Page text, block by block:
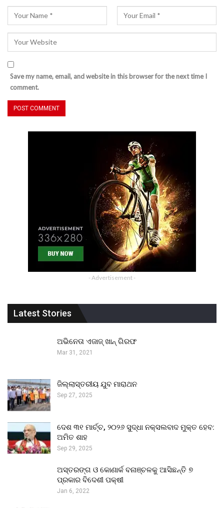
Save my name, email, and website in this browser for the next time I
comment.
- Advertisement -
Latest Stories
ଅଭିନେତା ଏଜାଜ୍ ଖାନ୍ ଗିରଫ
Mar 31, 2021
ଜିଲ୍ଲାସ୍ତରୀୟ ଯୁବ ମାରାଥନ
Sep 27, 2025
ଦେଶ ୩୧ ମାର୍ଚ୍ଚ, ୨୦୨୬ ସୁଦ୍ଧା ନକ୍ସଲବାଦ ମୁକ୍ତ ହେବ:
ଅମିତ ଶାହ
Sep 29, 2025
ଅସ୍ତରଙ୍ଗ ଓ କୋଣାର୍କ ବନାଞ୍ଚଳକୁ ଆସିଛନ୍ତି ୭
ପ୍ରକାର ବିଦେଶୀ ପକ୍ଷୀ
Jan 6, 2022